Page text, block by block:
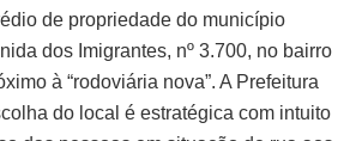
de propriedade do município
dos Imigrantes, nº 3.700, no bairro
à “rodoviária nova”. A Prefeitura
do local é estratégica com intuito